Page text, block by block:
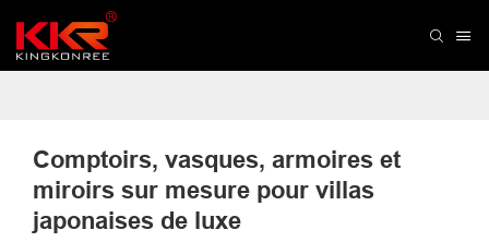
Comptoirs, vasques, armoires et
miroirs sur mesure pour villas
japonaises de luxe